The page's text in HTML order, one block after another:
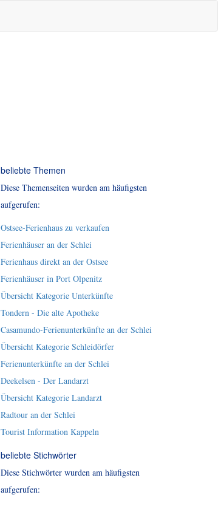
beliebte Themen
Diese Themenseiten wurden am häufigsten
aufgerufen:
Ostsee-Ferienhaus zu verkaufen
Ferienhäuser an der Schlei
Ferienhaus direkt an der Ostsee
Ferienhäuser in Port Olpenitz
Übersicht Kategorie Unterkünfte
Tondern - Die alte Apotheke
Casamundo-Ferienunterkünfte an der Schlei
Übersicht Kategorie Schleidörfer
Ferienunterkünfte an der Schlei
Deekelsen - Der Landarzt
Übersicht Kategorie Landarzt
Radtour an der Schlei
Tourist Information Kappeln
beliebte Stichwörter
Diese Stichwörter wurden am häufigsten
aufgerufen: